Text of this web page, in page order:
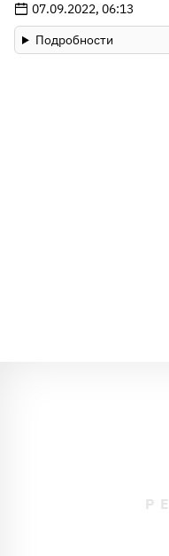
07.09.2022, 06:13
Подробности